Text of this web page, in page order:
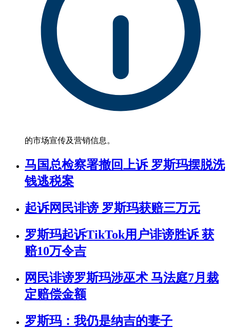
的市场宣传及营销信息。
马国总检察署撤回上诉 罗斯玛摆脱洗
钱逃税案
起诉网民诽谤 罗斯玛获赔三万元
罗斯玛起诉TikTok用户诽谤胜诉 获
赔10万令吉
网民诽谤罗斯玛涉巫术 马法庭7月裁
定赔偿金额
罗斯玛：我仍是纳吉的妻子